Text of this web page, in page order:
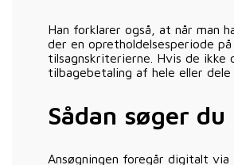
Han forklarer også, at når man
der en opretholdelsesperiode
tilsagnskriterierne. Hvis de ikke
tilbagebetaling af hele eller
Sådan søger du
Ansøgningen foregår digitalt via